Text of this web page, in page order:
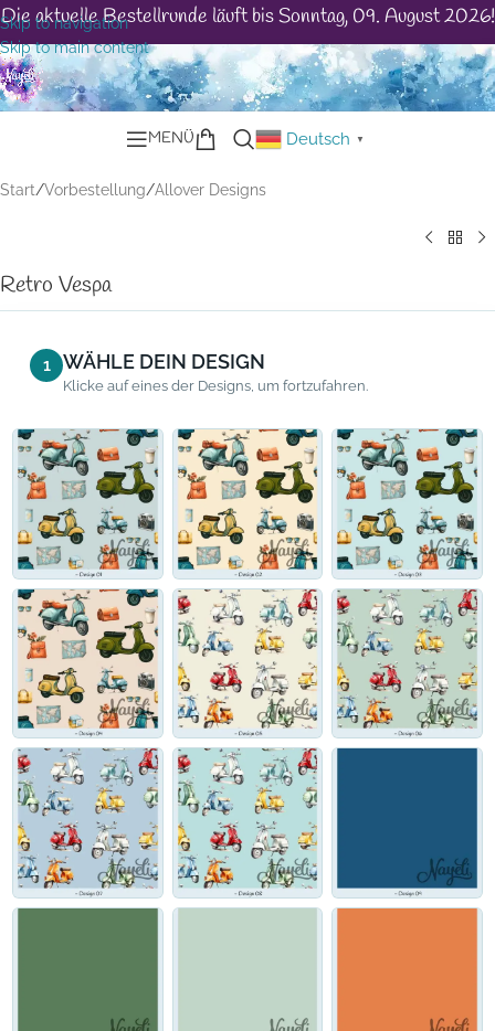
Skip to navigation
Skip to main content
Die aktuelle Bestellrunde läuft bis Sonntag, 09. August 2026!
MENÜ Deutsch ▼
Start/Vorbestellung/Allover Designs
Retro Vespa
1 WÄHLE DEIN DESIGN
Klicke auf eines der Designs, um fortzufahren.